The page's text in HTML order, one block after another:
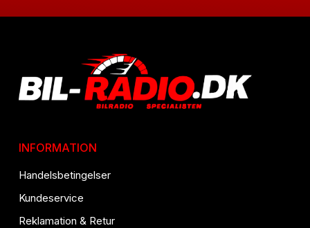
INFORMATION
Handelsbetingelser
Kundeservice
Reklamation & Retur